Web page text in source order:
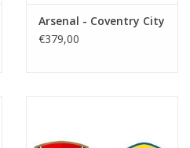
Arsenal - Coventry City
€379,00